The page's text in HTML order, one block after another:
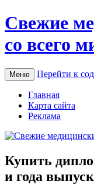
Свежие
со всего
Меню Перейти к
Главная
Карта сайта
Реклама
Купить
и года